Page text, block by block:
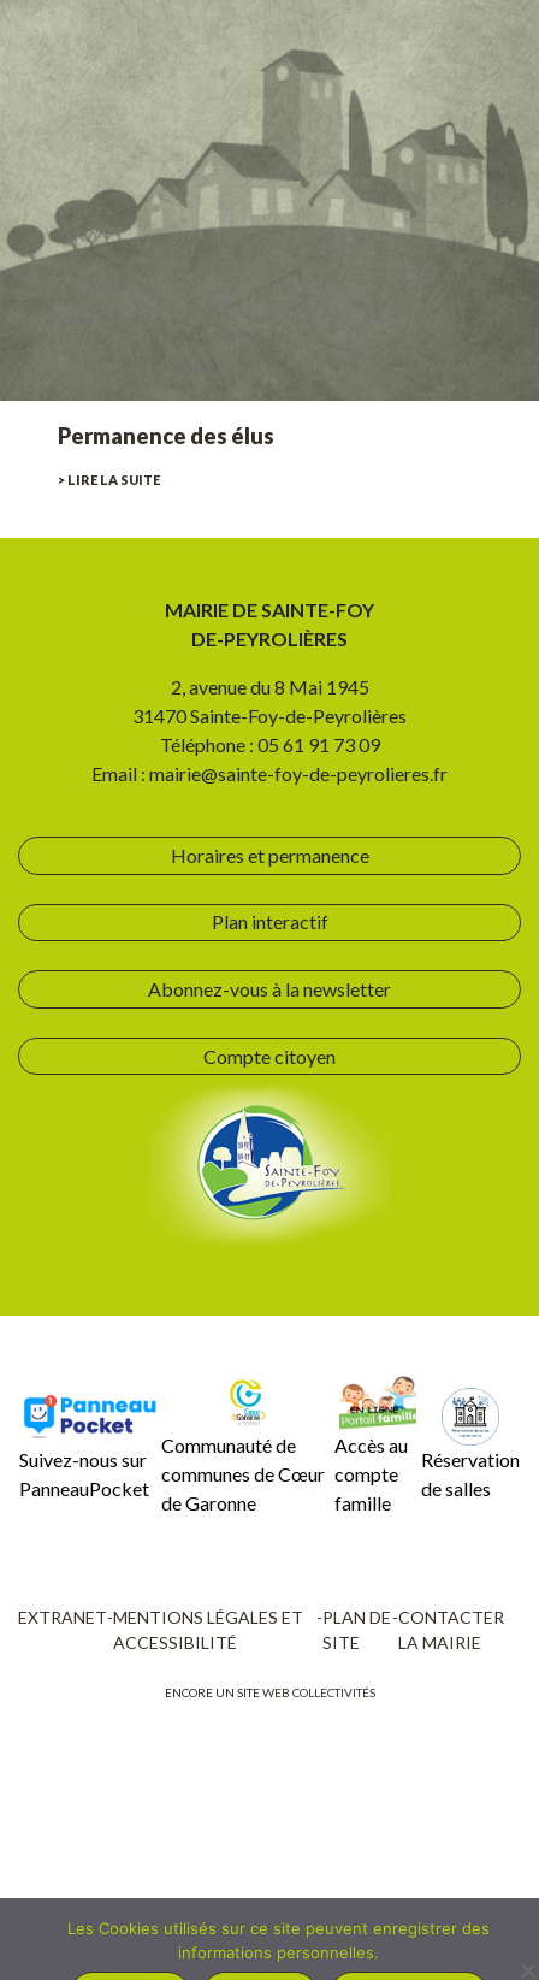
Permanence des élus
> LIRE LA SUITE
MAIRIE DE SAINTE-FOY
DE-PEYROLIÈRES
2, avenue du 8 Mai 1945
31470 Sainte-Foy-de-Peyrolières
Téléphone : 05 61 91 73 09
Email : mairie@sainte-foy-de-peyrolieres.fr
Horaires et permanence
Plan interactif
Abonnez-vous à la newsletter
Compte citoyen
Suivez-nous sur
PanneauPocket
Communauté de
communes de Cœur
de Garonne
Accès au
compte
famille
Réservation
de salles
EXTRANET-MENTIONS LÉGALES ET
ACCESSIBILITÉ
-PLAN DE
SITE
-CONTACTER
LA MAIRIE
ENCORE UN SITEWEB COLLECTIVITÉS
Les Cookies utilisés sur ce site peuvent enregistrer des
informations personnelles.